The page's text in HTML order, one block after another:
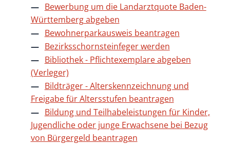
Bewerbung um die Landarztquote Baden-
Württemberg abgeben
Bewohnerparkausweis beantragen
Bezirksschornsteinfeger werden
Bibliothek - Pflichtexemplare abgeben
(Verleger)
Bildträger - Alterskennzeichnung und
Freigabe für Altersstufen beantragen
Bildung und Teilhabeleistungen für Kinder,
Jugendliche oder junge Erwachsene bei Bezug
von Bürgergeld beantragen